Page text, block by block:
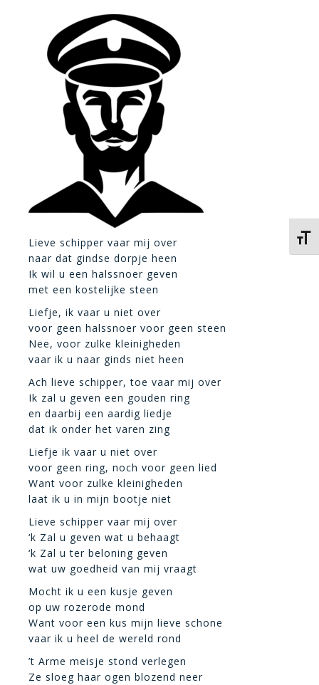
Lieve schipper vaar mij over
naar dat gindse dorpje heen
Ik wil u een halssnoer geven
met een kostelijke steen
Liefje, ik vaar u niet over
voor geen halssnoer voor geen steen
Nee, voor zulke kleinigheden
vaar ik u naar ginds niet heen
Ach lieve schipper, toe vaar mij over
Ik zal u geven een gouden ring
en daarbij een aardig liedje
dat ik onder het varen zing
Liefje ik vaar u niet over
voor geen ring, noch voor geen lied
Want voor zulke kleinigheden
laat ik u in mijn bootje niet
Lieve schipper vaar mij over
‘k Zal u geven wat u behaagt
‘k Zal u ter beloning geven
wat uw goedheid van mij vraagt
Mocht ik u een kusje geven
op uw rozerode mond
Want voor een kus mijn lieve schone
vaar ik u heel de wereld rond
’t Arme meisje stond verlegen
Ze sloeg haar ogen blozend neer